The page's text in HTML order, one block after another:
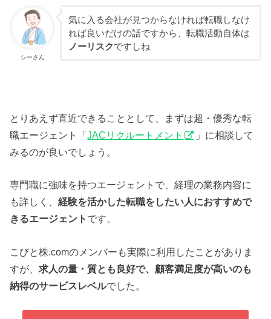
シーさん
気に入る会社が見つからなければ転職しなけ
れば良いだけの話ですから、転職活動自体は
ノーリスクですしね
とりあえず直近できることとして、まずは超・優秀な転
職エージェント「JACリクルートメント
」に相談して
みるのが良いでしょう。
専門職に強味を持つエージェントで、経理の業務内容に
も詳しく、経験を活かした転職をしたい人におすすめで
きるエージェント です。
こびと株.comのメンバーも実際に利用したことがありま
すが、求人の量・質とも良好で、顧客満足度が高いのも
納得のサービスレベルでした。